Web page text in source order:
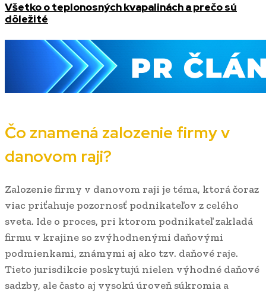
Všetko o teplonosných kvapalinách a prečo sú
dôležité
Čo znamená zalozenie firmy v
danovom raji?
Zalozenie firmy v danovom raji je téma, ktorá čoraz
viac priťahuje pozornosť podnikateľov z celého
sveta. Ide o proces, pri ktorom podnikateľ zakladá
firmu v krajine so zvýhodnenými daňovými
podmienkami, známymi aj ako tzv. daňové raje.
Tieto jurisdikcie poskytujú nielen výhodné daňové
sadzby, ale často aj vysokú úroveň súkromia a